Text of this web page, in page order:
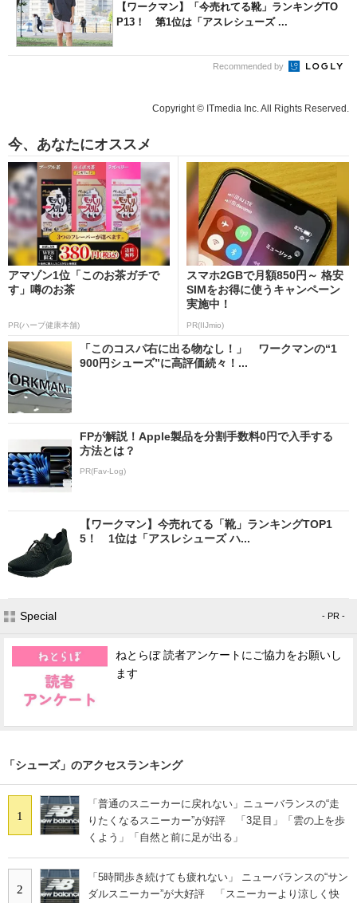
【ワークマン】「今売れてる靴」ランキングTO
P13！ 第1位は「アスレシューズ ...
Recommended by
Copyright © ITmedia Inc. All Rights Reserved.
今、あなたにオススメ
アマゾン1位「このお茶ガチで
す」噂のお茶
PR(ハーブ健康本舗)
スマホ2GBで月額850円～ 格安
SIMをお得に使うキャンペーン
実施中！
PR(IIJmio)
「このコスパ右に出る物なし！」 ワークマンの“1
900円シューズ”に高評価続々！...
FPが解説！Apple製品を分割手数料0円で入手する
方法とは？
PR(Fav-Log)
【ワークマン】今売れてる「靴」ランキングTOP1
5！ 1位は「アスレシューズ ハ...
Special - PR -
ねとらぼ 読者アンケートにご協力をお願いし
ます
「シューズ」のアクセスランキング
1
「普通のスニーカーに戻れない」ニューバランスの“走
りたくなるスニーカー”が好評 「3足目」「雲の上を歩
くよう」「自然と前に足が出る」
2
「5時間歩き続けても疲れない」 ニューバランスの“サン
ダルスニーカー”が大好評 「スニーカーより涼しく快